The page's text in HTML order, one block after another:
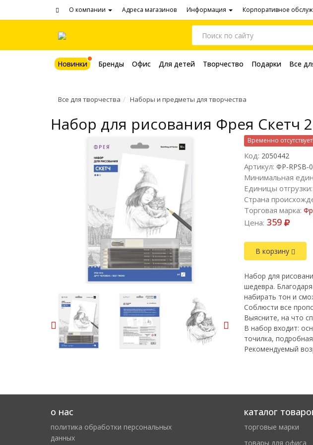
О компании Адреса магазинов Информация Корпоративное
Новинки Бренды Офис Для детей Творчество Подарки Все
Все для творчества Наборы и предметы для творчества
Набор для рисования Фрея Скетч
Временно отсутствует!
Код: 2050442
Артикул: ФР-RPSB-
Минимальная
Единицы отгрузки:
Страна
Торговая марка:
Цена: 359
В корзину
Набор для
шедевра.
набирать тон и
Соблюсти все
Выясните, на что
В набор входит:
точилка,
Рекомендуемый
о нас
политика обработки персональных
данных
каталог
торговые марки
товары для офиса